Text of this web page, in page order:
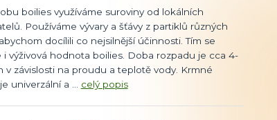
boilies využíváme suroviny od lokálních
Používáme vývary a šťávy z partiklů různých
docílili co nejsilnější účinnosti. Tím se
i výživová hodnota boilies. Doba rozpadu je cca 4-
v závislosti na proudu a teplotě vody. Krmné
univerzální a ... celý popis